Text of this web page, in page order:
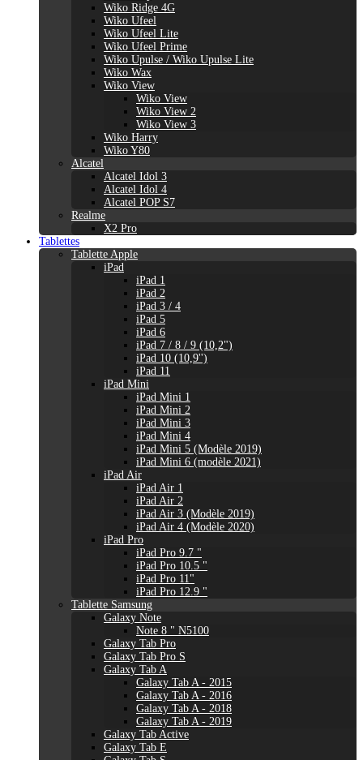
Wiko Ridge 4G
Wiko Ufeel
Wiko Ufeel Lite
Wiko Ufeel Prime
Wiko Upulse / Wiko Upulse Lite
Wiko Wax
Wiko View
Wiko View
Wiko View 2
Wiko View 3
Wiko Harry
Wiko Y80
Alcatel
Alcatel Idol 3
Alcatel Idol 4
Alcatel POP S7
Realme
X2 Pro
Tablettes
Tablette Apple
iPad
iPad 1
iPad 2
iPad 3 / 4
iPad 5
iPad 6
iPad 7 / 8 / 9 (10,2")
iPad 10 (10,9'')
iPad 11
iPad Mini
iPad Mini 1
iPad Mini 2
iPad Mini 3
iPad Mini 4
iPad Mini 5 (Modèle 2019)
iPad Mini 6 (modèle 2021)
iPad Air
iPad Air 1
iPad Air 2
iPad Air 3 (Modèle 2019)
iPad Air 4 (Modèle 2020)
iPad Pro
iPad Pro 9.7 "
iPad Pro 10.5 "
iPad Pro 11"
iPad Pro 12.9 "
Tablette Samsung
Galaxy Note
Note 8 " N5100
Galaxy Tab Pro
Galaxy Tab Pro S
Galaxy Tab A
Galaxy Tab A - 2015
Galaxy Tab A - 2016
Galaxy Tab A - 2018
Galaxy Tab A - 2019
Galaxy Tab Active
Galaxy Tab E